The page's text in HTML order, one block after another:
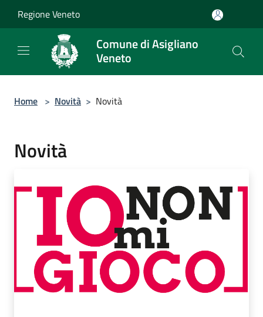
Regione Veneto
Comune di Asigliano
Veneto
Home > Novità > Novità
Novità